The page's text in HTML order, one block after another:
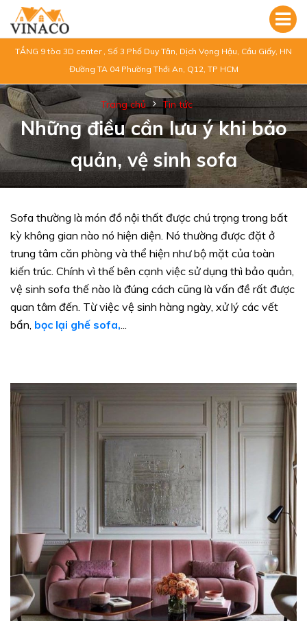
TẦNG 9 tòa 3D center , Số 3 Phố Duy Tân, Dịch Vọng Hậu, Cầu Giấy, HN
Đường TA 04 Phường Thới An, Q12, TP HCM
Trang chủ Tin tức
Những điều cần lưu ý khi bảo
quản, vệ sinh sofa
Sofa thường là món đồ nội thất được chú trọng trong bất
kỳ không gian nào nó hiện diện. Nó thường được đặt ở
trung tâm căn phòng và thể hiện như bộ mặt của toàn
kiến trúc. Chính vì thế bên cạnh việc sử dụng thì bảo quản,
vệ sinh sofa thế nào là đúng cách cũng là vấn đề rất được
quan tâm đến. Từ việc vệ sinh hàng ngày, xử lý các vết
bẩn, bọc lại ghế sofa,...